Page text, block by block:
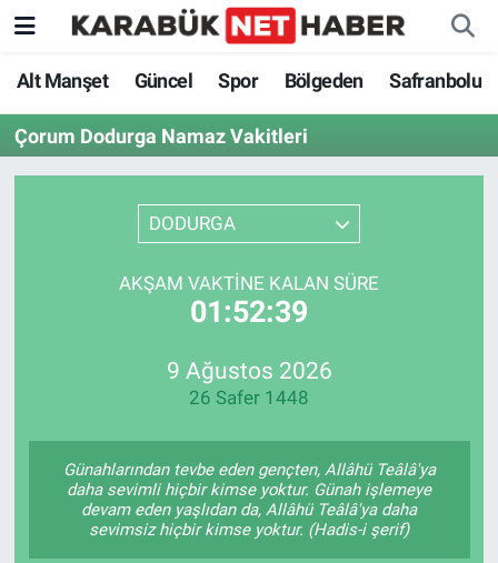
Alt Manşet Güncel Spor Bölgeden Safranbolu
Çorum Dodurga Namaz Vakitleri
DODURGA
AKŞAM VAKTINE KALAN SÜRE
01:52:39
9 Ağustos 2026
26 Safer 1448
Günahlarından tevbe eden gençten, Allâhü Teâlâ'ya
daha sevimli hiçbir kimse yoktur. Günah işlemeye
devam eden yaşlıdan da, Allâhü Teâlâ'ya daha
sevimsiz hiçbir kimse yoktur. (Hadis-i şerif)